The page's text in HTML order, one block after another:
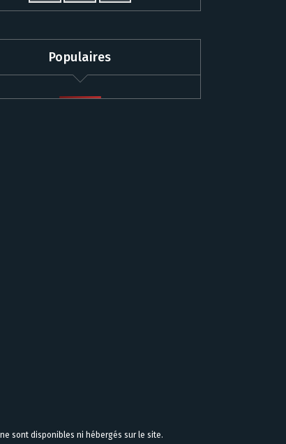
Populaires
sont disponibles ni hébergés sur le site.